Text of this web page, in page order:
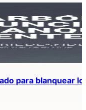
para blanquear